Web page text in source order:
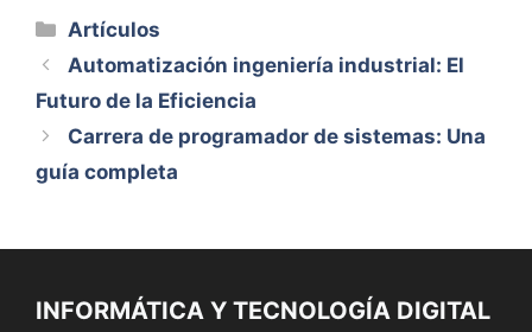
Categorías
Artículos
Automatización ingeniería industrial: El
Futuro de la Eficiencia
Carrera de programador de sistemas: Una
guía completa
INFORMÁTICA Y TECNOLOGÍA DIGITAL